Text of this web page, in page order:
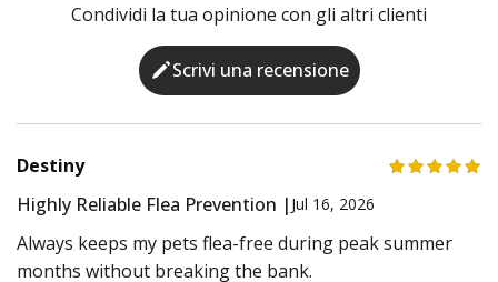
Condividi la tua opinione con gli altri clienti
Scrivi una recensione
Destiny
Highly Reliable Flea Prevention | Jul 16, 2026
Always keeps my pets flea-free during peak summer
months without breaking the bank.